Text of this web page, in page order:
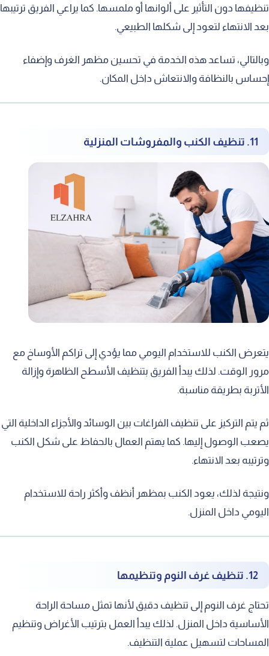
تنظيفها دون التأثير على ألوانها أو ملمسها. كما يراعي الفريق ترتيبها
بعد الانتهاء لتعود إلى شكلها الطبيعي.
وبالتالي، تساعد هذه الخدمة في تحسين مظهر الغرف وإضفاء
إحساس بالنظافة والانتعاش داخل المكان.
11. تنظيف الكنب والمفروشات المنزلية
يتعرض الكنب للاستخدام اليومي مما يؤدي إلى تراكم الأوساخ مع
مرور الوقت. لذلك يبدأ الفريق بتنظيف الأسطح الظاهرة وإزالة
الأتربة بطريقة مناسبة.
ثم يتم التركيز على تنظيف الفراغات بين الوسائد والأجزاء الداخلية التي
يصعب الوصول إليها. كما يهتم العمال بالحفاظ على شكل الكنب
وترتيبه بعد الانتهاء.
ونتيجة لذلك، يعود الكنب بمظهر أنظف وأكثر راحة للاستخدام
اليومي داخل المنزل.
12. تنظيف غرف النوم وتنظيمها
تحتاج غرف النوم إلى تنظيف دقيق لأنها تمثل مساحة الراحة
الأساسية داخل المنزل. لذلك يبدأ العمل بترتيب الأغراض وتنظيم
المساحات لتسهيل عملية التنظيف.